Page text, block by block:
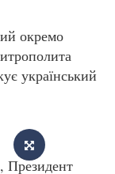
окремо
український
Президент